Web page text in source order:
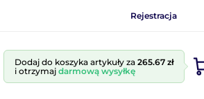
Rejestracja
Dodaj do koszyka artykuły za 265.67 zł
i otrzymaj darmową wysyłkę